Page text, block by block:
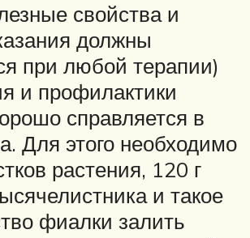
свойства и
должны
при любой терапии)
и профилактики
справляется в
Для этого необходимо
растения, 120 г
и такое
фиалки залить